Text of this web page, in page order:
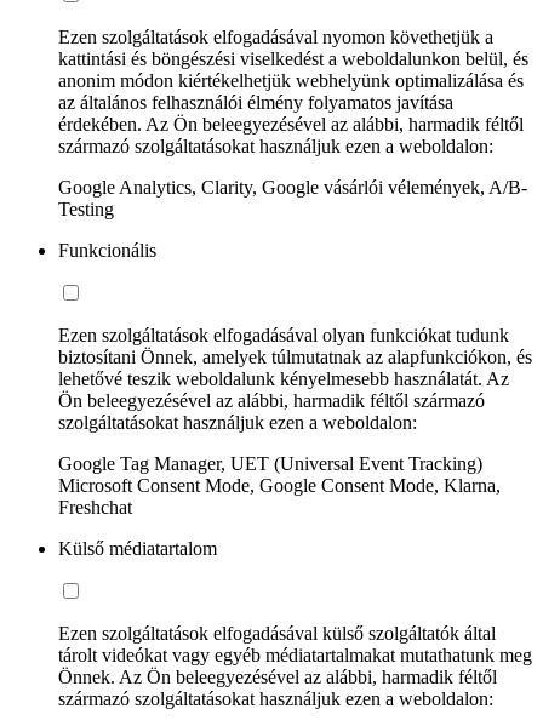
Ezen szolgáltatások elfogadásával nyomon követhetjük a
kattintási és böngészési viselkedést a weboldalunkon belül, és
anonim módon kiértékelhetjük webhelyünk optimalizálása és
az általános felhasználói élmény folyamatos javítása
érdekében. Az Ön beleegyezésével az alábbi, harmadik féltől
származó szolgáltatásokat használjuk ezen a weboldalon:
Google Analytics, Clarity, Google vásárlói vélemények, A/B-
Testing
Funkcionális
Ezen szolgáltatások elfogadásával olyan funkciókat tudunk
biztosítani Önnek, amelyek túlmutatnak az alapfunkciókon, és
lehetővé teszik weboldalunk kényelmesebb használatát. Az
Ön beleegyezésével az alábbi, harmadik féltől származó
szolgáltatásokat használjuk ezen a weboldalon:
Google Tag Manager, UET (Universal Event Tracking)
Microsoft Consent Mode, Google Consent Mode, Klarna,
Freshchat
Külső médiatartalom
Ezen szolgáltatások elfogadásával külső szolgáltatók által
tárolt videókat vagy egyéb médiatartalmakat mutathatunk meg
Önnek. Az Ön beleegyezésével az alábbi, harmadik féltől
származó szolgáltatásokat használjuk ezen a weboldalon: